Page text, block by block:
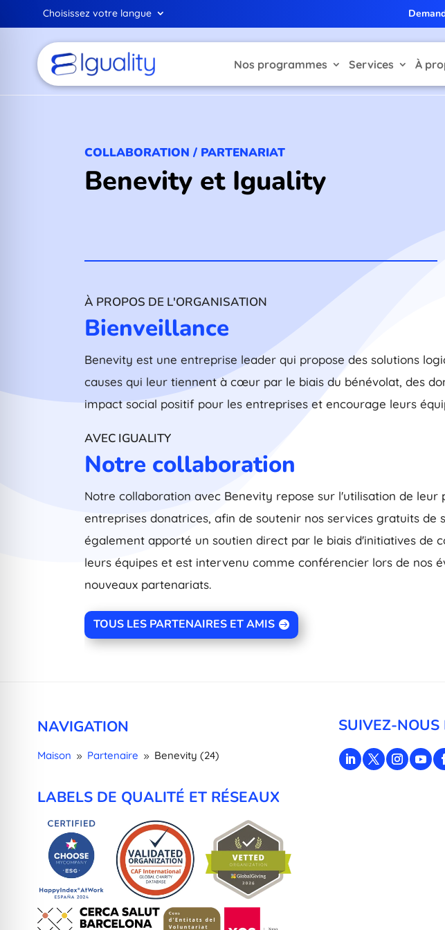
Choisissez votre langue
Nos programmes Services À
COLLABORATION / PARTENARIAT
Benevity et Iguality
À PROPOS DE L'ORGANISATION
Bienveillance
Benevity est une entreprise leader qui propose des solutions
causes qui leur tiennent à cœur par le biais du bénévolat, des
impact social positif pour les entreprises et encourage leurs
AVEC IGUALITY
Notre collaboration
Notre collaboration avec Benevity repose sur l'utilisation de
entreprises donatrices, afin de soutenir nos services gratuits
également apporté un soutien direct par le biais d'initiatives de
leurs équipes et est intervenu comme conférencier lors de nos
nouveaux partenariats.
TOUS LES PARTENAIRES ET AMIS
NAVIGATION
Maison 9 Partenaire 9 Benevity (24)
LABELS DE QUALITÉ ET RÉSEAUX
SUIVEZ-